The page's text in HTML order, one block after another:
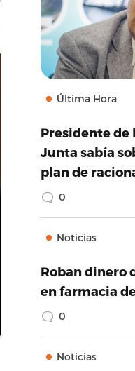
Última Hora
Presidente de
Junta sabía
plan de
0
Noticias
Roban dinero
en farmacia
0
Noticias